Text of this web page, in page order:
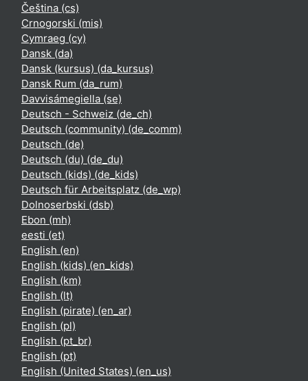
Čeština ‎(cs)‎
Crnogorski ‎(mis)‎
Cymraeg ‎(cy)‎
Dansk ‎(da)‎
Dansk (kursus) ‎(da_kursus)‎
Dansk Rum ‎(da_rum)‎
Davvisámegiella ‎(se)‎
Deutsch - Schweiz ‎(de_ch)‎
Deutsch (community) ‎(de_comm)‎
Deutsch ‎(de)‎
Deutsch (du) ‎(de_du)‎
Deutsch (kids) ‎(de_kids)‎
Deutsch für Arbeitsplatz ‎(de_wp)‎
Dolnoserbski ‎(dsb)‎
Ebon ‎(mh)‎
eesti ‎(et)‎
English ‎(en)‎
English (kids) ‎(en_kids)‎
English ‎(km)‎
English ‎(lt)‎
English (pirate) ‎(en_ar)‎
English ‎(pl)‎
English ‎(pt_br)‎
English ‎(pt)‎
English (United States) ‎(en_us)‎